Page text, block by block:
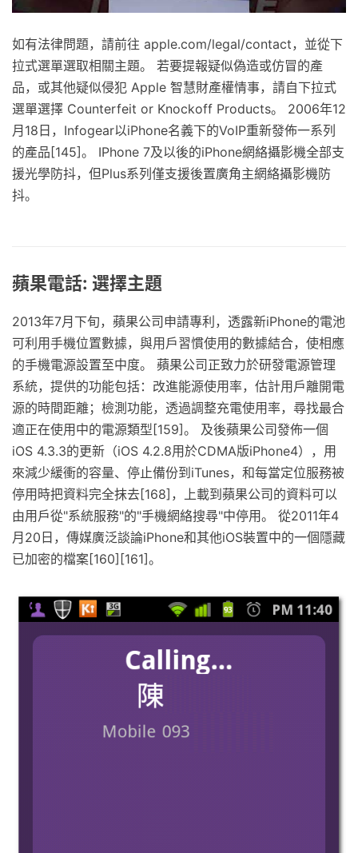
如有法律問題，請前往 apple.com/legal/contact，並從下
拉式選單選取相關主題。 若要提報疑似偽造或仿冒的產
品，或其他疑似侵犯 Apple 智慧財產權情事，請自下拉式
選單選擇 Counterfeit or Knockoff Products。 2006年12
月18日，Infogear以iPhone名義下的VoIP重新發佈一系列
的產品[145]。 IPhone 7及以後的iPhone網絡攝影機全部支
援光學防抖，但Plus系列僅支援後置廣角主網絡攝影機防
抖。
蘋果電話: 選擇主題
2013年7月下旬，蘋果公司申請專利，透露新iPhone的電池
可利用手機位置數據，與用戶習慣使用的數據結合，使相應
的手機電源設置至中度。 蘋果公司正致力於研發電源管理
系統，提供的功能包括：改進能源使用率，估計用戶離開電
源的時間距離；檢測功能，透過調整充電使用率，尋找最合
適正在使用中的電源類型[159]。 及後蘋果公司發佈一個
iOS 4.3.3的更新（iOS 4.2.8用於CDMA版iPhone4），用
來減少緩衝的容量、停止備份到iTunes，和每當定位服務被
停用時把資料完全抹去[168]，上載到蘋果公司的資料可以
由用戶從"系統服務"的"手機網絡搜尋"中停用。 從2011年4
月20日，傳媒廣泛談論iPhone和其他iOS裝置中的一個隱藏
已加密的檔案[160][161]。